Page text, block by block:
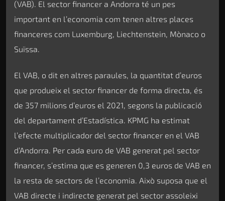
(VAB). El sector financer a Andorra té un pes
important en l’economia com tenen altres places
financeres com Luxemburg, Liechtenstein, Mònaco o
Suïssa.
El VAB, o dit en altres paraules, la quantitat d’euros
que produeix el sector financer de forma directa, és
de 357 milions d’euros el 2021, segons la publicació
del departament d’Estadística. KPMG ha estimat
l’efecte multiplicador del sector financer en el VAB
d’Andorra. Per cada euro de VAB generat pel sector
financer, s’estima que es generen 0,3 euros de VAB en
la resta de sectors de l’economia. Això suposa que el
VAB directe i indirecte generat pel sector assoleixi